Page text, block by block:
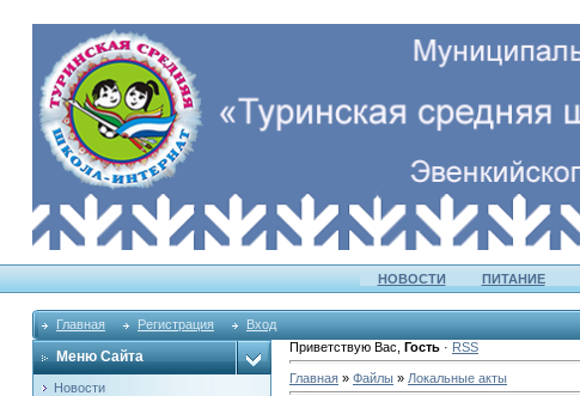
НОВОСТИ ПИТАНИЕ
Главная Регистрация Вход
Меню Сайта
Новости
Приветствую Вас Гость · RSS
Главная » Файлы » Локальные акты